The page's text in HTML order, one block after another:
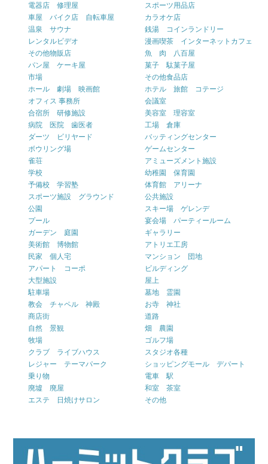
電器店 修理屋
スポーツ用品店
車屋 バイク店 自転車屋
カラオケ店
温泉 サウナ
銭湯 コインランドリー
レンタルビデオ
漫画喫茶 インターネットカフェ
その他物販店
魚 肉 八百屋
パン屋 ケーキ屋
菓子 駄菓子屋
市場
その他食品店
ホール 劇場 映画館
ホテル 旅館 コテージ
オフィス 事務所
会議室
合宿所 研修施設
美容室 理容室
病院 医院 歯医者
工場 倉庫
ダーツ ビリヤード
バッティングセンター
ボウリング場
ゲームセンター
雀荘
アミューズメント施設
学校
幼稚園 保育園
予備校 学習塾
体育館 アリーナ
スポーツ施設 グラウンド
公共施設
公園
スキー場 ゲレンデ
プール
宴会場 パーティールーム
ガーデン 庭園
ギャラリー
美術館 博物館
アトリエ工房
民家 個人宅
マンション 団地
アパート コーポ
ビルディング
大型施設
屋上
駐車場
墓地 霊園
教会 チャペル 神殿
お寺 神社
商店街
道路
自然 景観
畑 農園
牧場
ゴルフ場
クラブ ライブハウス
スタジオ各種
レジャー テーマパーク
ショッピングモール デパート
乗り物
電車 駅
廃墟 廃屋
和室 茶室
エステ 日焼けサロン
その他